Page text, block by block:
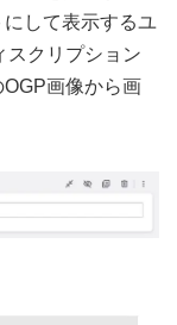
して表示するユ
スクリプション
画像から画